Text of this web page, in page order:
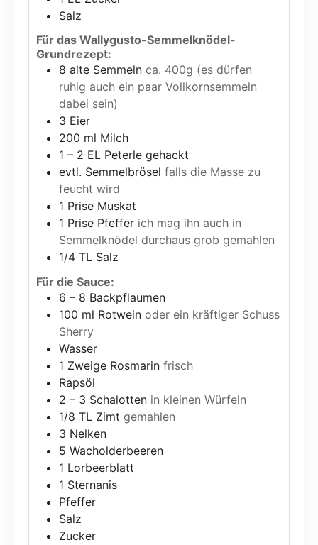
Salz
Für das Wallygusto-Semmelknödel-
Grundrezept:
8 alte Semmeln ca. 400g (es dürfen
ruhig auch ein paar Vollkornsemmeln
dabei sein)
3 Eier
200 ml Milch
1 – 2 EL Peterle gehackt
evtl. Semmelbrösel falls die Masse zu
feucht wird
1 Prise Muskat
1 Prise Pfeffer ich mag ihn auch in
Semmelknödel durchaus grob gemahlen
1/4 TL Salz
Für die Sauce:
6 – 8 Backpflaumen
100 ml Rotwein oder ein kräftiger Schuss
Sherry
Wasser
1 Zweige Rosmarin frisch
Rapsöl
2 – 3 Schalotten in kleinen Würfeln
1/8 TL Zimt gemahlen
3 Nelken
5 Wacholderbeeren
1 Lorbeerblatt
1 Sternanis
Pfeffer
Salz
Zucker